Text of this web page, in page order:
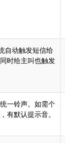
自动触发短信给
时给主叫也触发
一铃声。如需个
有默认提示音。